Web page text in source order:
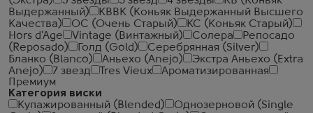
Выдержанный)
КВВК (Коньяк Выдержанный Высшего
Качества)
ОС (Очень Старый)
КС (Коньяк Старый)
Hors d'Age
Vintage (Винтажный) Солера
Репосадо
(Reposado)
Голд (Gold)
Серебрянная (Silver)
Бланко (Blanco)
Аньехо (Anejo)
Экстра Аньехо (Extra
Anejo)
7 звезд Tres Vieux
Ароматизированная
Премиум
Категория виски
Купажированный (Blended)
Однозерновой (Single